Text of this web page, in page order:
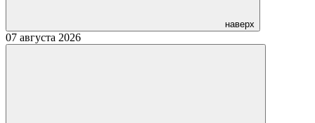
наверх
07 августа 2026